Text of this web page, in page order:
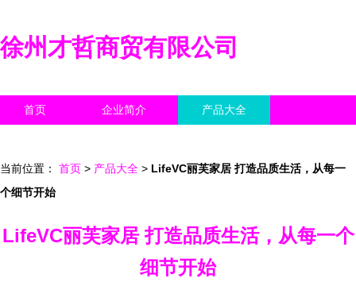
徐州才哲商贸有限公司
首页 企业简介 产品大全
当前位置： 首页 > 产品大全 > LifeVC丽芙家居 打造品质生活，从每一
个细节开始
LifeVC丽芙家居 打造品质生活，从每一个
细节开始